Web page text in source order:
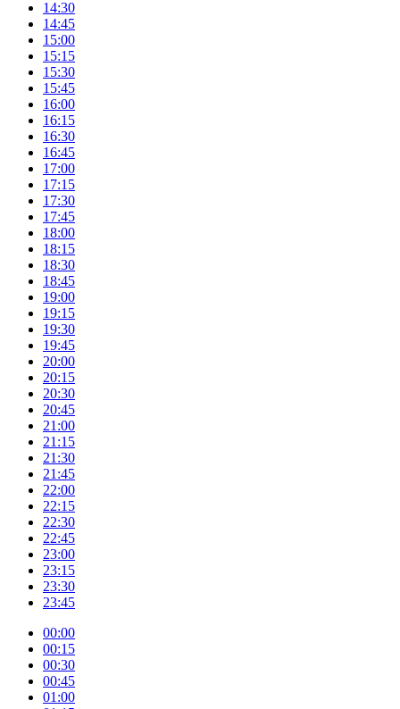
14:30
14:45
15:00
15:15
15:30
15:45
16:00
16:15
16:30
16:45
17:00
17:15
17:30
17:45
18:00
18:15
18:30
18:45
19:00
19:15
19:30
19:45
20:00
20:15
20:30
20:45
21:00
21:15
21:30
21:45
22:00
22:15
22:30
22:45
23:00
23:15
23:30
23:45
00:00
00:15
00:30
00:45
01:00